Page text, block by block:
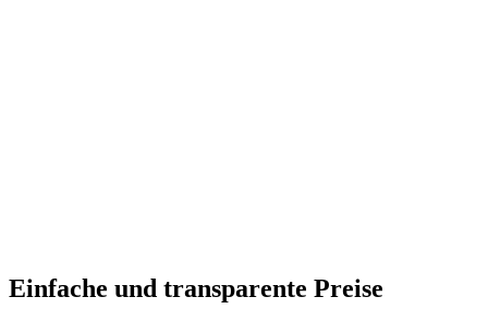
Einfache und transparente Preise